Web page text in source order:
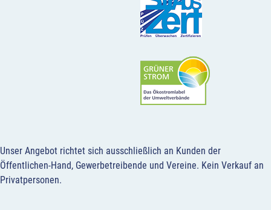
Unser Angebot richtet sich ausschließlich an Kunden der
Öffentlichen-Hand, Gewerbetreibende und Vereine. Kein Verkauf an
Privatpersonen.